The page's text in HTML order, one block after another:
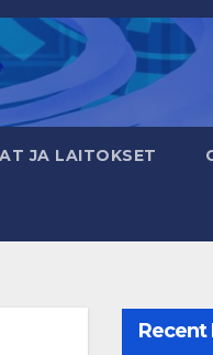
JA LAITOKSET
Recent